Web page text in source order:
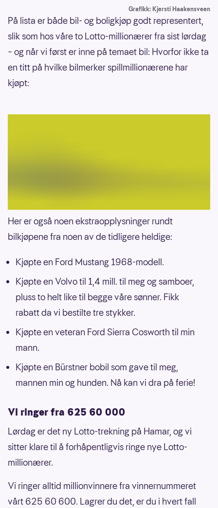
Grafikk: Kjersti Haakensveen
På lista er både bil- og boligkjøp godt representert,
slik som hos våre to Lotto-millionærer fra sist lørdag
– og når vi først er inne på temaet bil: Hvorfor ikke ta
en titt på hvilke bilmerker spillmillionærene har
kjøpt:
Her er også noen ekstraopplysninger rundt
bilkjøpene fra noen av de tidligere heldige:
Kjøpte en Ford Mustang 1968-modell.
Kjøpte en Volvo til 1,4 mill. til meg og samboer,
pluss to helt like til begge våre sønner. Fikk
rabatt da vi bestilte tre stykker.
Kjøpte en veteran Ford Sierra Cosworth til min
mann.
Kjøpte en Bürstner bobil som gave til meg,
mannen min og hunden. Nå kan vi dra på ferie!
Vi ringer fra 625 60 000
Lørdag er det ny Lotto-trekning på Hamar, og vi
sitter klare til å forhåpentligvis ringe nye Lotto-
millionærer.
Vi ringer alltid millionvinnere fra vinnernummeret
vårt 625 60 600. Lagrer du det, er du i hvert fall